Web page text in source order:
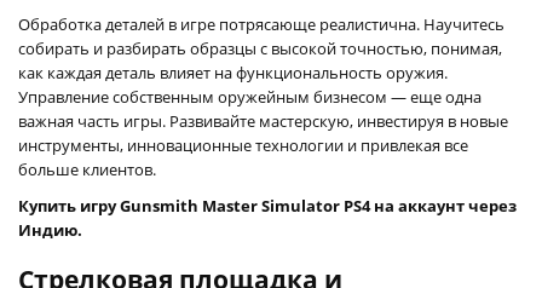
Обработка деталей в игре потрясающе реалистична. Научитесь
собирать и разбирать образцы с высокой точностью, понимая,
как каждая деталь влияет на функциональность оружия.
Управление собственным оружейным бизнесом — еще одна
важная часть игры. Развивайте мастерскую, инвестируя в новые
инструменты, инновационные технологии и привлекая все
больше клиентов.
Купить игру Gunsmith Master Simulator PS4 на аккаунт через
Индию.
Стрелковая площадка и